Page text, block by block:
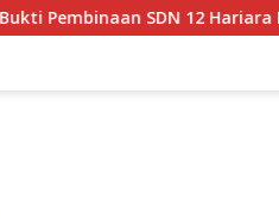
Pintu Samosir, Nadya Agatha